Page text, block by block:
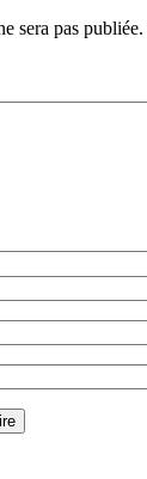
sera pas publiée.